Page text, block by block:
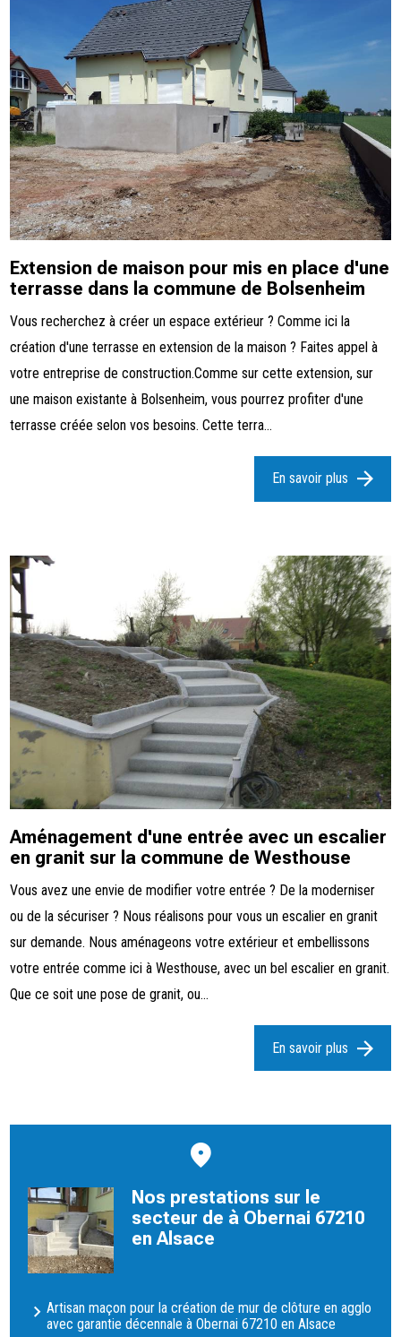
Extension de maison pour mis en place d'une
terrasse dans la commune de Bolsenheim
Vous recherchez à créer un espace extérieur ? Comme ici la
création d'une terrasse en extension de la maison ? Faites appel à
votre entreprise de construction.Comme sur cette extension, sur
une maison existante à Bolsenheim, vous pourrez profiter d'une
terrasse créée selon vos besoins. Cette terra...
En savoir plus
Aménagement d'une entrée avec un escalier
en granit sur la commune de Westhouse
Vous avez une envie de modifier votre entrée ? De la moderniser
ou de la sécuriser ? Nous réalisons pour vous un escalier en granit
sur demande. Nous aménageons votre extérieur et embellissons
votre entrée comme ici à Westhouse, avec un bel escalier en granit.
Que ce soit une pose de granit, ou...
En savoir plus
Nos prestations sur le
secteur de à Obernai 67210
en Alsace
Artisan maçon pour la création de mur de clôture en agglo
avec garantie décennale à Obernai 67210 en Alsace